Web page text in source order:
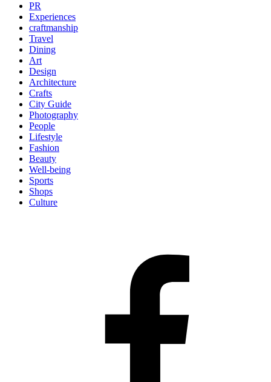
PR
Experiences
craftmanship
Travel
Dining
Art
Design
Architecture
Crafts
City Guide
Photography
People
Lifestyle
Fashion
Beauty
Well-being
Sports
Shops
Culture